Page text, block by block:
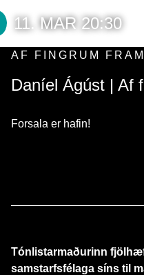
11. MAR 20:30
Daníel Ágúst | Af
AF FINGRUM FRAM
Forsala er hafin!
Tónlistarmaðurinn
samstarfsfélaga síns til